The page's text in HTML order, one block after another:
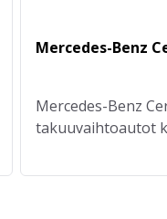
Mercedes-Benz
Mercedes-Benz
takuuvaihtoautot